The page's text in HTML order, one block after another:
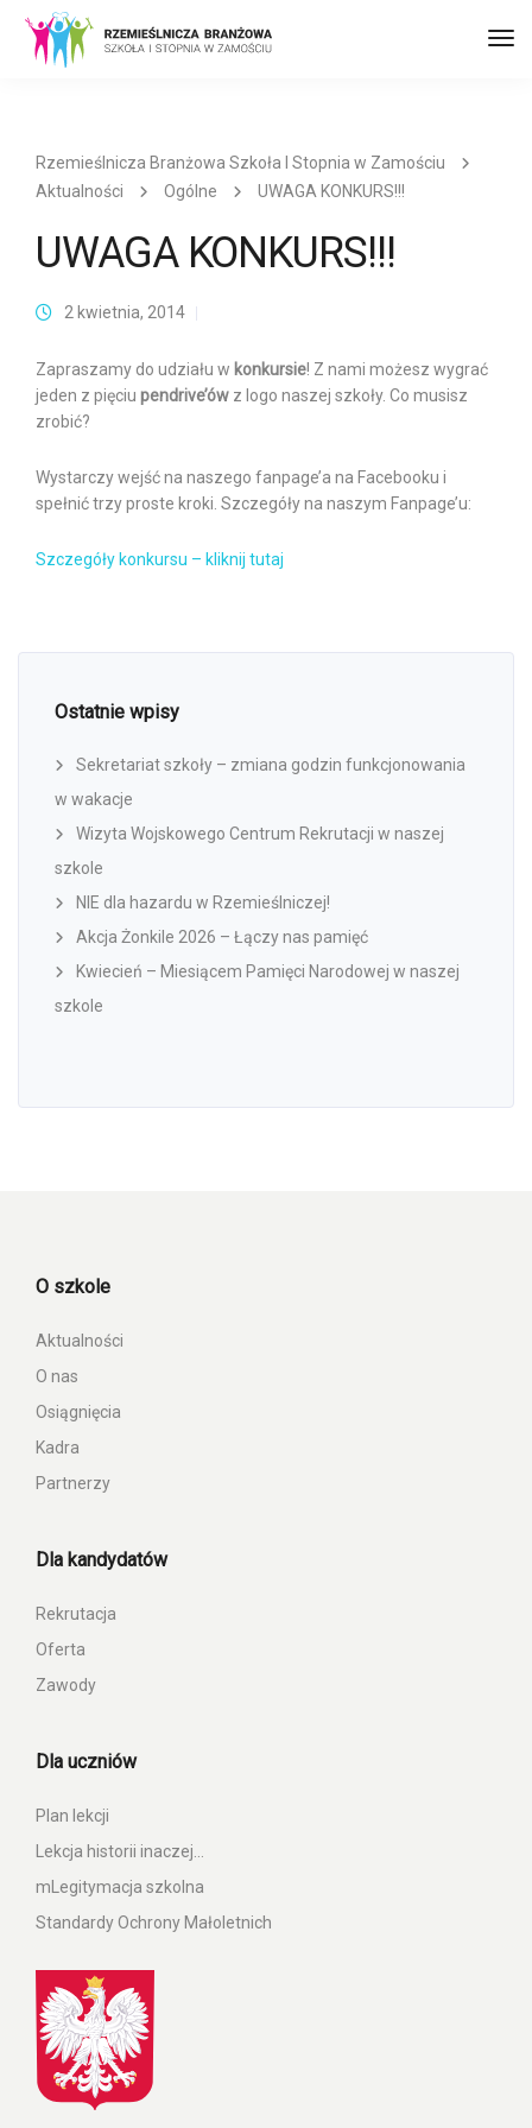
Rzemieślnicza Branżowa Szkoła I Stopnia w Zamościu
Aktualności
Ogólne UWAGA KONKURS!!!
UWAGA KONKURS!!!
2 kwietnia, 2014
Zapraszamy do udziału w konkursie! Z nami możesz wygrać
jeden z pięciu pendrive’ów z logo naszej szkoły. Co musisz
zrobić?
Wystarczy wejść na naszego fanpage’a na Facebooku i
spełnić trzy proste kroki. Szczegóły na naszym Fanpage’u:
Szczegóły konkursu – kliknij tutaj
Ostatnie wpisy
Sekretariat szkoły – zmiana godzin funkcjonowania
w wakacje
Wizyta Wojskowego Centrum Rekrutacji w naszej
szkole
NIE dla hazardu w Rzemieślniczej!
Akcja Żonkile 2026 – Łączy nas pamięć
Kwiecień – Miesiącem Pamięci Narodowej w naszej
szkole
O szkole
Aktualności
O nas
Osiągnięcia
Kadra
Partnerzy
Dla kandydatów
Rekrutacja
Oferta
Zawody
Dla uczniów
Plan lekcji
Lekcja historii inaczej…
mLegitymacja szkolna
Standardy Ochrony Małoletnich